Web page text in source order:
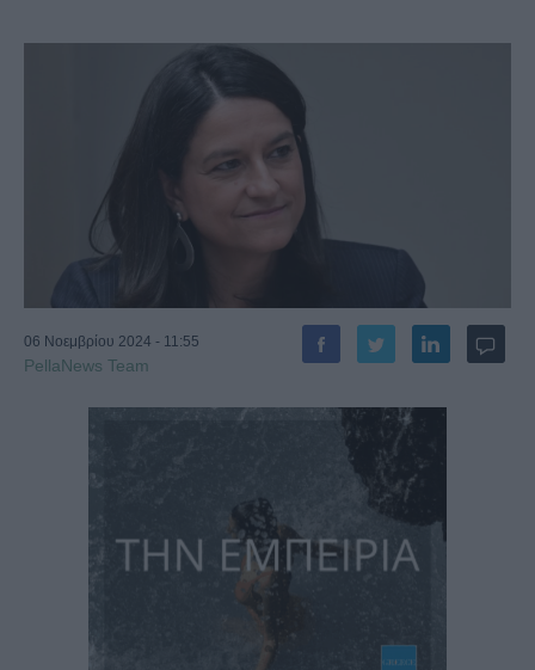
06 Νοεμβρίου 2024 - 11:55
PellaNews Team